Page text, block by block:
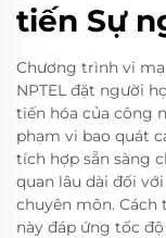
tiến Sự
Chương trình vi
NPTEL đặt người
tiến hóa của công
phạm vi bao quát
tích hợp sẵn sàng
quan lâu dài đối
chuyên môn.
này đáp ứng tốc